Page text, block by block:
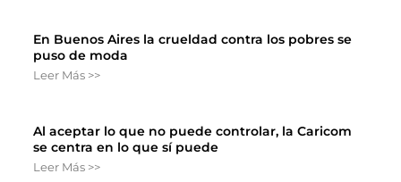
En Buenos Aires la crueldad contra los pobres se
puso de moda
Leer Más >>
Al aceptar lo que no puede controlar, la Caricom
se centra en lo que sí puede
Leer Más >>